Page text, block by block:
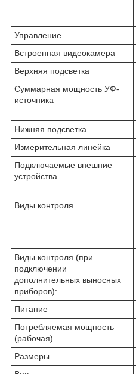
Управление
Встроенная видеокамера
Верхняя подсветка
Суммарная мощность УФ-
источника
Нижняя подсветка
Измерительная линейка
Подключаемые внешние
устройства
Виды контроля
Виды контроля (при
подключении
дополнительных выносных
приборов):
Питание
Потребляемая мощность
(рабочая)
Размеры